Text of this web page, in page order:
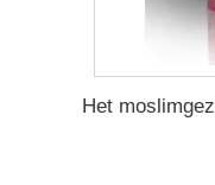
Het